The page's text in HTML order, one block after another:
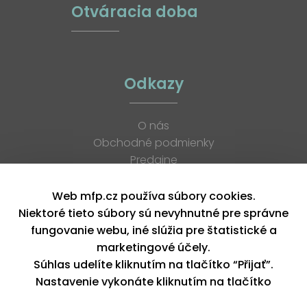
Otváracia doba
Odkazy
O nás
Obchodné podmienky
Predajne
K stiahnutiu
Blog
Kontakt
Kariéra
XML feed
Web mfp.cz používa súbory cookies.
Niektoré tieto súbory sú nevyhnutné pre správne
fungovanie webu, iné slúžia pre štatistické a
marketingové účely.
Súhlas udelíte kliknutím na tlačítko “Přijať”.
Nastavenie vykonáte kliknutím na tlačítko